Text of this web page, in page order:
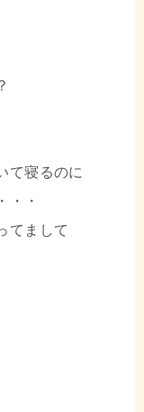
て寝るのに
・・
てまして